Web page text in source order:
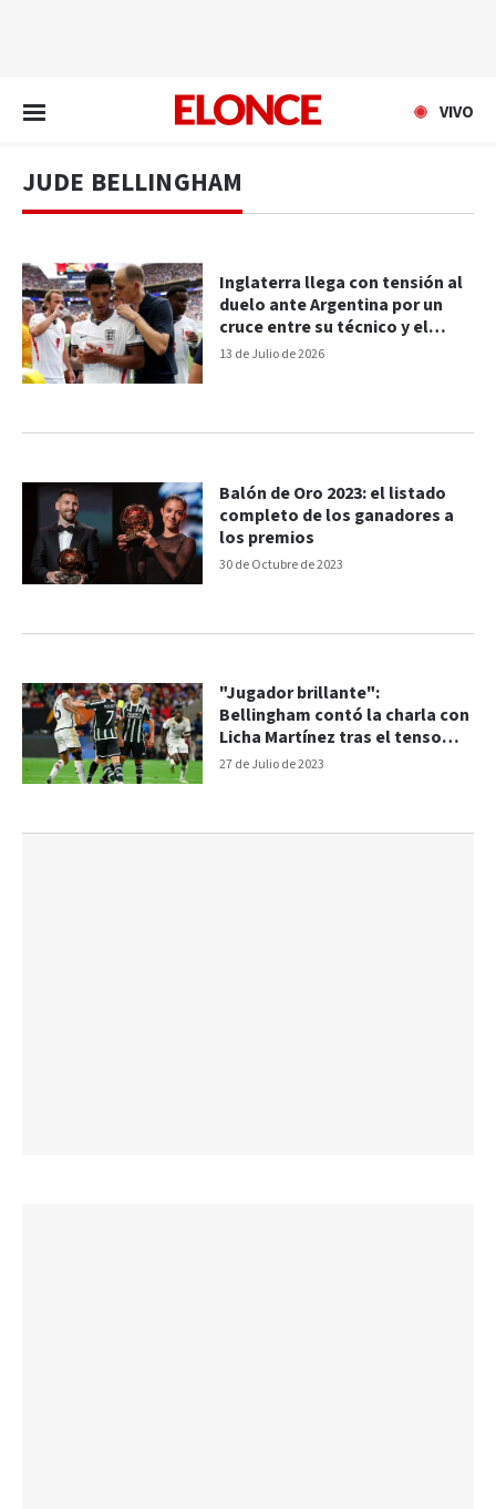
VIVO
JUDE BELLINGHAM
13 de Julio de 2026
Inglaterra llega con tensión al
duelo ante Argentina por un
cruce entre su técnico y el
capitán
30 de Octubre de 2023
Balón de Oro 2023: el listado
completo de los ganadores a
los premios
27 de Julio de 2023
"Jugador brillante":
Bellingham contó la charla con
Licha Martínez tras el tenso
cruce